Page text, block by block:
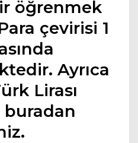
öğrenmek
çevirisi 1
Ayrıca
Lirası